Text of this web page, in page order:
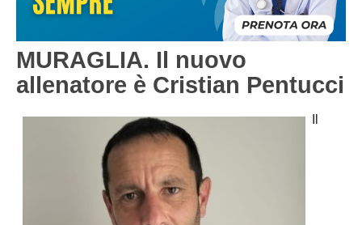
MURAGLIA. Il nuovo
allenatore è Cristian Pentucci